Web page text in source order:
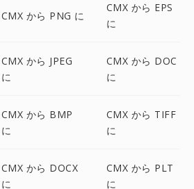
CMX から PNG に
CMX から EPS
に
CMX から JPEG
に
CMX から DOC
に
CMX から BMP
に
CMX から TIFF
に
CMX から DOCX
に
CMX から PLT
に